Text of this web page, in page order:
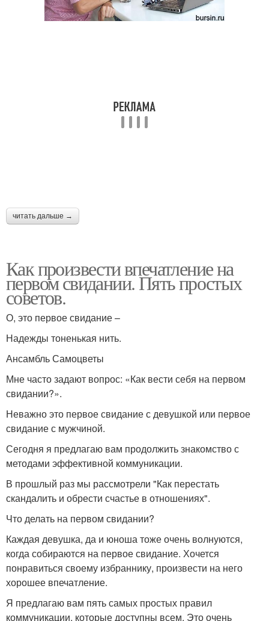
читать дальше →
Как произвести впечатление на
первом свидании. Пять простых
советов.
О, это первое свидание –
Надежды тоненькая нить.
Ансамбль Самоцветы
Мне часто задают вопрос: «Как вести себя на первом
свидании?».
Неважно это первое свидание с девушкой или первое
свидание с мужчиной.
Сегодня я предлагаю вам продолжить знакомство с
методами эффективной коммуникации.
В прошлый раз мы рассмотрели "Как перестать
скандалить и обрести счастье в отношениях".
Что делать на первом свидании?
Каждая девушка, да и юноша тоже очень волнуются,
когда собираются на первое свидание. Хочется
понравиться своему избраннику, произвести на него
хорошее впечатление.
Я предлагаю вам пять самых простых правил
коммуникации, которые доступны всем. Это очень